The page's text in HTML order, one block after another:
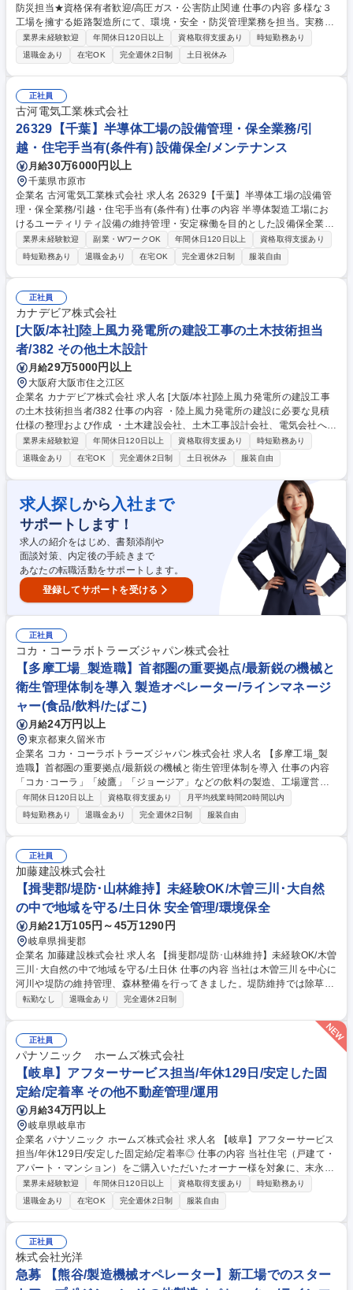
防災担当★資格保有者歓迎/高圧ガス・公害防止関連 仕事の内容 多様な３
工場を擁する姫路製造所にて、環境・安全・防災管理業務を担当。実務者
として官公庁対応や社内調整、安全確保の仕組み作りを行い、将来的には
室長などの管理職へのキャリアアップも目指せます。 ご経験に合わせて、
周囲がサポートしながら業務にキャッチアップして頂きます。 【事業所の
紹介】約260名が在籍する以下の3工場で、多種多様な製品の製造を行っ
ています。 1．化成工場（ベンゼン等の基礎化学品の製造） 2．コンポジ
ット工場（炭素繊維強化プラスチック製品の製造） 3．マイクロン工場
（半導体封止材料の製造） 募集職種 【姫路】環境・安全・防災担当★資
格保有者歓迎/高圧ガス・公害防止関連
業界未経験歓迎 年間休日120日以上 資格取得支援あり
時短勤務あり
退職金あり
在宅OK 完全週休2日制 土日祝休み
正社員
古河電気工業株式会社
26329【千葉】半導体工場の設備管理・保全業務/引
越・住宅手当有(条件有) 設備保全/メンテナンス
月給30万6000円以上
千葉県市原市
企業名 古河電気工業株式会社 求人名 26329【千葉】半導体工場の設備管
理・保全業務/引越・住宅手当有(条件有) 仕事の内容 半導体製造工場にお
けるユーティリティ設備の維持管理・安定稼働を目的とした設備保全業
務。日常的な点検・保全に加え、トラブル原因の解析や再発防止、設備改
善、各種法令管理、官公庁対応等を担います。 【詳細】高圧ガス設備の運
用管理・定期点検/新設・改造工事の設計確認や立ち合い/各種法令管理や
官公庁への届出・報告/安全警報システムの維持管理・更新対応/設備のIoT
化・自動監視システム導入による予兆保全の推進等。 【やりがい】工場の
生産を支えるインフラとして貢献度が高い仕事です。単なる点検に留まら
ず、設備更新計画の立案やIoT化など新しい取り組みに主体的に関わるこ
とができます。 募集職種 26329【千葉】半導体工場の設備管理・保全業
務/引越・住宅手当有(条件有)
業界未経験歓迎 副業・WワークOK 年間休日120日以上
資格取得支援あり
時短勤務あり
退職金あり 在宅OK 完全週休2日制 服装自由
正社員
カナデビア株式会社
[大阪/本社]陸上風力発電所の建設工事の土木技術担当
者/382 その他土木設計
月給29万5000円以上
大阪府大阪市住之江区
企業名 カナデビア株式会社 求人名 [大阪/本社]陸上風力発電所の建設工事
の土木技術担当者/382 仕事の内容 ・陸上風力発電所の建設に必要な見積
仕様の整理および作成 ・土木建設会社、土木工事設計会社、電気会社への
見積依頼と取得 ・見積結果の整理と客先へ提示する見積書の内容検討およ
び作成 【仕事の進め方】 【営業から案件情報の取得】⇒【案件内容の把
握と見積仕様の作成】⇒【土木建設会社、土木工事設計会社、電気工事会
社への見積依頼および取得】⇒【見積結果の整理と見積計算書の作成】⇒
【工事受注】⇒【施工計画作成、実行予算書作成】⇒【現地工事管理】 募
集職種 [大阪/本社]陸上風力発電所の建設工事の土木技術担当者/382
業界未経験歓迎 年間休日120日以上 資格取得支援あり
時短勤務あり
退職金あり
在宅OK 完全週休2日制 土日祝休み 服装自由
求人探しから 入社まで
サポートします！
求人の紹介をはじめ、書類添削や
面談対策、内定後の手続きまで
あなたの転職活動をサポートします。
登録してサポートを受ける
正社員
コカ・コーラボトラーズジャパン株式会社
【多摩工場_製造職】首都圏の重要拠点/最新鋭の機械と
衛生管理体制を導入 製造オペレーター/ラインマネージ
ャー(食品/飲料/たばこ)
月給24万円以上
東京都東久留米市
企業名 コカ・コーラボトラーズジャパン株式会社 求人名 【多摩工場_製
造職】首都圏の重要拠点/最新鋭の機械と衛生管理体制を導入 仕事の内容
「コカ･コーラ」「綾鷹」「ジョージア」などの飲料の製造、工場運営を
担っていただきます。安全性･高品質･効率･働きやすい環境づくり等、自
身が興味あるプロジェクトにも参画し、主体的に運営に携われます。 ＜具
体的には＞ ■自社製品製造時における規格管理 ■省人化,自働化の進む最新
機器を始めとした製造ラインの運転管理,品種毎の調整,メンテナンス業務
■生産効率やエネルギー効率向上に向けた改善活動,設備の検討や改造のリ
ード ■新製品開発や新技術導入時の商業生産化に向けた製造技術の構築及
び検証 ■各機械毎に頻度に準じた点検･整備の実施 ■プログラムに準じたサ
ニテーション(洗浄)の実施,生産設備の維持管理 募集職種 【多摩工場_製造
職】首都圏の重要拠点/最新鋭の機械と衛生管理体制を導入
年間休日120日以上 資格取得支援あり
月平均残業時間20時間以内
時短勤務あり
退職金あり 完全週休2日制 服装自由
正社員
加藤建設株式会社
【揖斐郡/堤防･山林維持】未経験OK/木曽三川･大自然
の中で地域を守る/土日休 安全管理/環境保全
月給21万105円～45万1290円
岐阜県揖斐郡
企業名 加藤建設株式会社 求人名 【揖斐郡/堤防･山林維持】未経験OK/木曽
三川･大自然の中で地域を守る/土日休 仕事の内容 当社は木曽三川を中心に
河川や堤防の維持管理、森林整備を行ってきました。堤防維持では除草や
樹木の伐採などを通じて、洪水時に河川水を堤防内にとどめる治水機能を
止や環境保全に貢献しています。 ■今回は自然と共存し、地域の暮らしや
生態系を守る仲間を募集します。まずは経験豊富な先輩と一緒に業務を進
め、将来は責任者や管理作業を行っていただきます。 ■将来は、班の責任
者として発注者、協力業者と作業の進め方などの打合せ、安全管理、工程
管理、利益管理、役所等への手続きなどをお任せします。 募集職種 【揖
斐郡/堤防･山林維持】未経験OK/木曽三川･大自然の中で地域を守る/土日休
転勤なし 退職金あり 完全週休2日制
正社員
パナソニック ホームズ株式会社
【岐阜】アフターサービス担当/年休129日/安定した固
定給/定着率 その他不動産管理/運用
月給34万円以上
岐阜県岐阜市
企業名 パナソニック ホームズ株式会社 求人名 【岐阜】アフターサービス
担当/年休129日/安定した固定給/定着率◎ 仕事の内容 当社住宅（戸建て・
アパート・マンション）をご購入いただいたオーナー様を対象に、末永く
安心してお住まいいただくためのアフターサービス業務全般を担当してい
ただきます。 ■技術を活かした「住まいの資産価値」の維持・向上：専門
知識を活かし、経年変化に応じた最適なメンテナンス計画をオーナー様に
共有 ■自身の裁量で進めるアフターサービス：新築引き渡し後の設備機器
の正しい使い方説明/建具の調整といった日常の「お困りごと」に対応 ■最
新AI「P-GAIROS」が技術判断をサポート：顧客データ/生成AIを組み合わ
せた独自システム「訪問対応支援システム P-GAIROS」を活用できます。
募集職種 【岐阜】アフターサービス担当/年休129日/安定した固定給/定着
業界未経験歓迎 年間休日120日以上 資格取得支援あり
時短勤務あり
退職金あり
在宅OK 完全週休2日制 服装自由
正社員
株式会社光洋
急募 【熊谷/製造機械オペレーター】新工場でのスター